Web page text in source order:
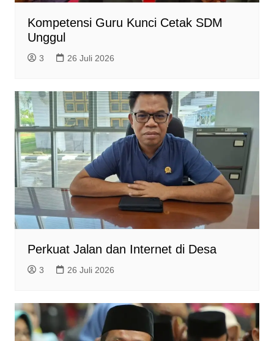
Kompetensi Guru Kunci Cetak SDM
Unggul
3 26 Juli 2026
Perkuat Jalan dan Internet di Desa
3 26 Juli 2026